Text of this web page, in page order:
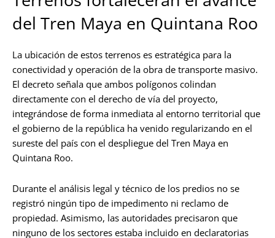
del Tren Maya en Quintana Roo
La ubicación de estos terrenos es estratégica para la
conectividad y operación de la obra de transporte masivo.
El decreto señala que ambos polígonos colindan
directamente con el derecho de vía del proyecto,
integrándose de forma inmediata al entorno territorial que
el gobierno de la república ha venido regularizando en el
sureste del país con el despliegue del Tren Maya en
Quintana Roo.
Durante el análisis legal y técnico de los predios no se
registró ningún tipo de impedimento ni reclamo de
propiedad. Asimismo, las autoridades precisaron que
ninguno de los sectores estaba incluido en declaratorias